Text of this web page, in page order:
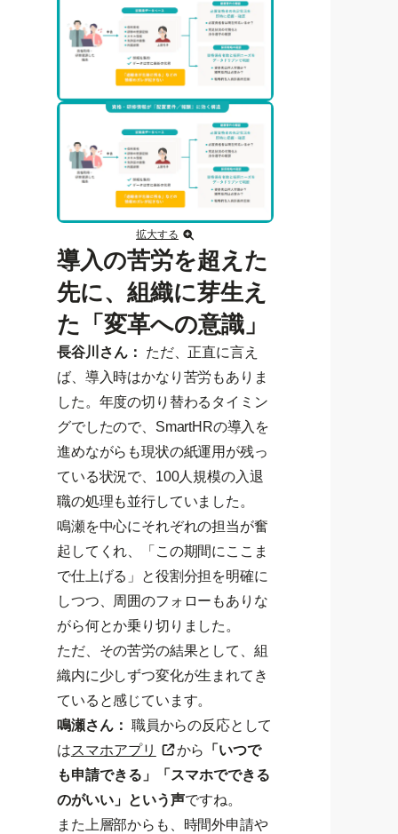
拡大する
導入の苦労を超えた
先に、組織に芽生え
た「変革への意識」
長谷川さん：
ただ、正直に言え
ば、導入時はかなり苦労もありま
した。年度の切り替わるタイミン
グでしたので、SmartHRの導入を
進めながらも現状の紙運用が残っ
ている状況で、100人規模の入退
職の処理も並行していました。
鳴瀬を中心にそれぞれの担当が奮
起してくれ、「この期間にここま
で仕上げる」と役割分担を明確に
しつつ、周囲のフォローもありな
がら何とか乗り切りました。
ただ、その苦労の結果として、組
織内に少しずつ変化が生まれてき
ていると感じています。
鳴瀬さん： 職員からの反応として
はスマホアプリ から
「いつで
も申請できる」「スマホでできる
のがいい」という声ですね。
また上層部からも、時間外申請や